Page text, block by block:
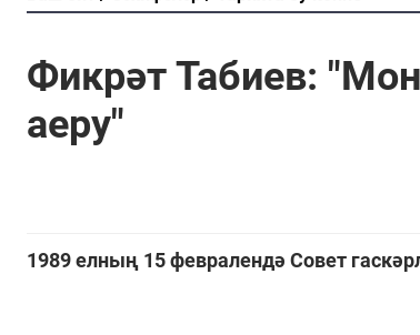
Фикрәт Табиев:
аеру"
1989 елның 15 февралендә Совет